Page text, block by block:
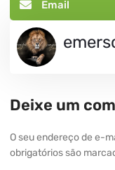
Email
Deixe um
O seu endereço de e-
obrigatórios são